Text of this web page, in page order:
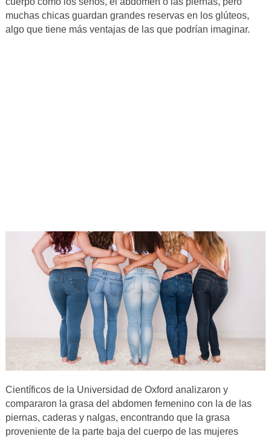
muchas chicas guardan grandes reservas en los glúteos,
algo que tiene más ventajas de las que podrían imaginar.
Científicos de la Universidad de Oxford analizaron y
compararon la grasa del abdomen femenino con la de las
piernas, caderas y nalgas, encontrando que la grasa
proveniente de la parte baja del cuerpo de las mujeres